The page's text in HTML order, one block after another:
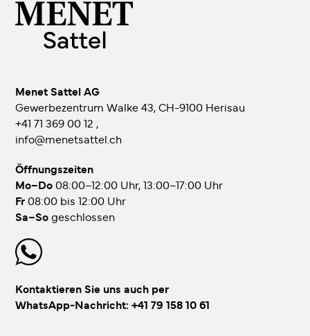
Menet Sattel AG
Gewerbezentrum Walke 43, CH-9100 Herisau
+41 71 369 00 12 ,
info@menetsattel.ch
Öffnungszeiten
Mo–Do08:00–12:00 Uhr, 13:00–17:00 Uhr
Fr08:00 bis 12:00 Uhr
Sa–Sogeschlossen
Kontaktieren Sie uns auch per
WhatsApp-Nachricht: +41 79 158 10 61